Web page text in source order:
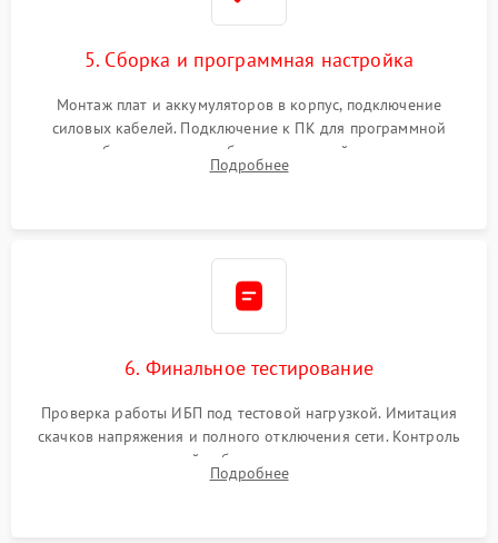
5. Сборка и программная настройка
Монтаж плат и аккумуляторов в корпус, подключение
силовых кабелей. Подключение к ПК для программной
калибровки констант батареи, настройки порогов
срабатывания AVR и сброса счетчиков старения АКБ.
Подробнее
6. Финальное тестирование
Проверка работы ИБП под тестовой нагрузкой. Имитация
скачков напряжения и полного отключения сети. Контроль
времени автономной работы, температурного режима и
корректности формы выходного сигнала.
Подробнее